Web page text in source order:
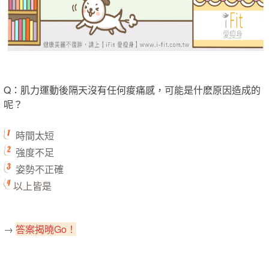
Q：肌力運動後隔天沒有任何痠痛感，可能是什麽原因造成的
呢？
時間太短
強度不足
姿勢不正確
以上皆是
→ 答案揭曉Go！